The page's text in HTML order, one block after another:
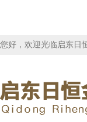
您好，欢迎光临启东日